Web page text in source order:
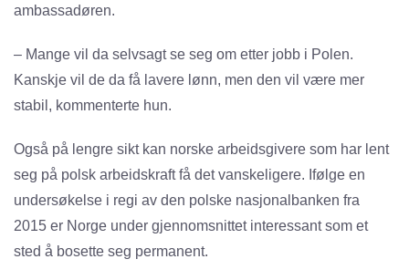
ambassadøren.
– Mange vil da selvsagt se seg om etter jobb i Polen.
Kanskje vil de da få lavere lønn, men den vil være mer
stabil, kommenterte hun.
Også på lengre sikt kan norske arbeidsgivere som har lent
seg på polsk arbeidskraft få det vanskeligere. Ifølge en
undersøkelse i regi av den polske nasjonalbanken fra
2015 er Norge under gjennomsnittet interessant som et
sted å bosette seg permanent.